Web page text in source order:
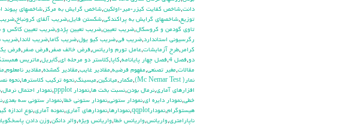
دانت,شاخص كفايت كيزر-مير-اولكين,شاخص گرايش به مركز ,شاخصهاي پيوند
توزيع,شاخصهاي گرايش به پراكندگي,شكستن فايل,ضريب آلفاي کرونباخ,ضريب
تاوي گودمن و كروسكال,ضريب تعيين,ضريب تعيين پژدو,ضريب تعيين كاكس و
رگرسيوني استاندارد,ضريب في,ضريب كيو يول,ضريب گاما,ضريب لاندا,ضريب
كرامر ,طرح آزمايشات,عامل تورم واريانس,فرض خالف صفر ,فرض صفر ,فرض
دو,فصل 4 ,فصل چهار پايانامه,كاپا,كلاستر دو مرحله اي,گابريل,ماتريس
مقالات,مغير تصنعي,مفهوم فرضيه,مقادير غايب,مقادير گمشده,مقادير نامعلوم,
نمار( Mc Nemar Test)
,مكمار ,ميانگين,ميسينگ,نحوه تركيب كلاسترها,نحوه
افزارهاي آماري,نرمال بودن,نسبت بخت ها,نمودار ppplot ,نمودار احتمال نرمال,
خطي,نمودار دايره اي,نمودار ستوني,نمودار ستوني خطا,نمودار ستوني سه بعدي,
هيستوگرام,نمودارqqplot ,نمودارها,نمودارهاي آماري,نمونه آماري,نوع اندازه
ناپارامتري,واريانس,واريانس خطا,واريانس ويژه,والر دانكن,وزن دادن